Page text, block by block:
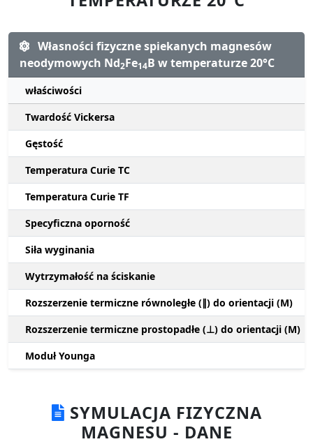
Własności fizyczne spiekanych magnesów
neodymowych Nd2Fe14B w temperaturze 20°C
właściwości
Twardość Vickersa
Gęstość
Temperatura Curie TC
Temperatura Curie TF
Specyficzna oporność
Siła wyginania
Wytrzymałość na ściskanie
Rozszerzenie termiczne równoległe (∥) do orientacji (M)
Rozszerzenie termiczne prostopadłe (⊥) do orientacji (M)
Moduł Younga
SYMULACJA FIZYCZNA
MAGNESU - DANE